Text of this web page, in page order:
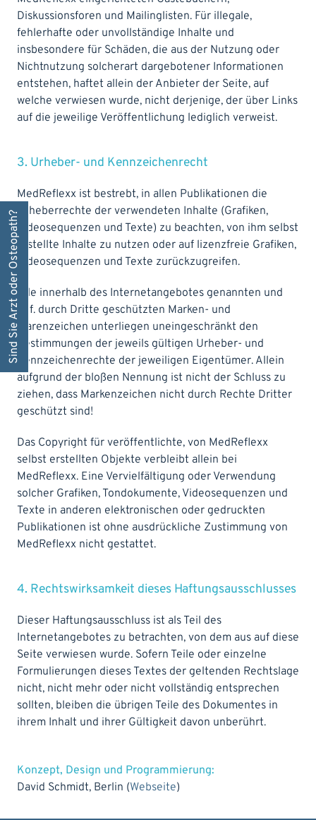
Diskussionsforen und Mailinglisten. Für illegale,
fehlerhafte oder unvollständige Inhalte und
insbesondere für Schäden, die aus der Nutzung oder
Nichtnutzung solcherart dargebotener Informationen
entstehen, haftet allein der Anbieter der Seite, auf
welche verwiesen wurde, nicht derjenige, der über Links
auf die jeweilige Veröffentlichung lediglich verweist.
3. Urheber- und Kennzeichenrecht
MedReflexx ist bestrebt, in allen Publikationen die
Urheberrechte der verwendeten Inhalte (Grafiken,
Videosequenzen und Texte) zu beachten, von ihm selbst
erstellte Inhalte zu nutzen oder auf lizenzfreie Grafiken,
Videosequenzen und Texte zurückzugreifen.
Alle innerhalb des Internetangebotes genannten und
ggf. durch Dritte geschützten Marken- und
Warenzeichen unterliegen uneingeschränkt den
Bestimmungen der jeweils gültigen Urheber- und
Kennzeichenrechte der jeweiligen Eigentümer. Allein
aufgrund der bloßen Nennung ist nicht der Schluss zu
ziehen, dass Markenzeichen nicht durch Rechte Dritter
geschützt sind!
Das Copyright für veröffentlichte, von MedReflexx
selbst erstellten Objekte verbleibt allein bei
MedReflexx. Eine Vervielfältigung oder Verwendung
solcher Grafiken, Tondokumente, Videosequenzen und
Texte in anderen elektronischen oder gedruckten
Publikationen ist ohne ausdrückliche Zustimmung von
MedReflexx nicht gestattet.
4. Rechtswirksamkeit dieses Haftungsausschlusses
Dieser Haftungsausschluss ist als Teil des
Internetangebotes zu betrachten, von dem aus auf diese
Seite verwiesen wurde. Sofern Teile oder einzelne
Formulierungen dieses Textes der geltenden Rechtslage
nicht, nicht mehr oder nicht vollständig entsprechen
sollten, bleiben die übrigen Teile des Dokumentes in
ihrem Inhalt und ihrer Gültigkeit davon unberührt.
Konzept, Design und Programmierung:
David Schmidt, Berlin (Webseite)
Sind Sie Arzt oder Osteopath?